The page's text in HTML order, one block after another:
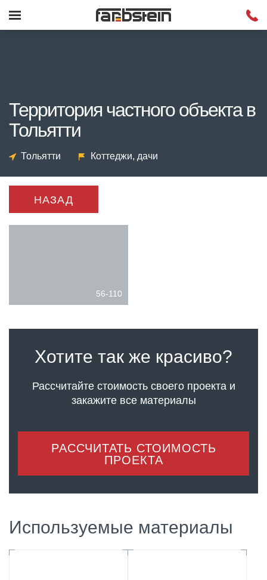
Территория частного объекта в
Тольятти
Тольятти Коттеджи, дачи
НАЗАД
56-110
Хотите так же красиво?
Рассчитайте стоимость своего проектаи
закажите все материалы
РАССЧИТАТЬ СТОИМОСТЬ
ПРОЕКТА
Используемые материалы